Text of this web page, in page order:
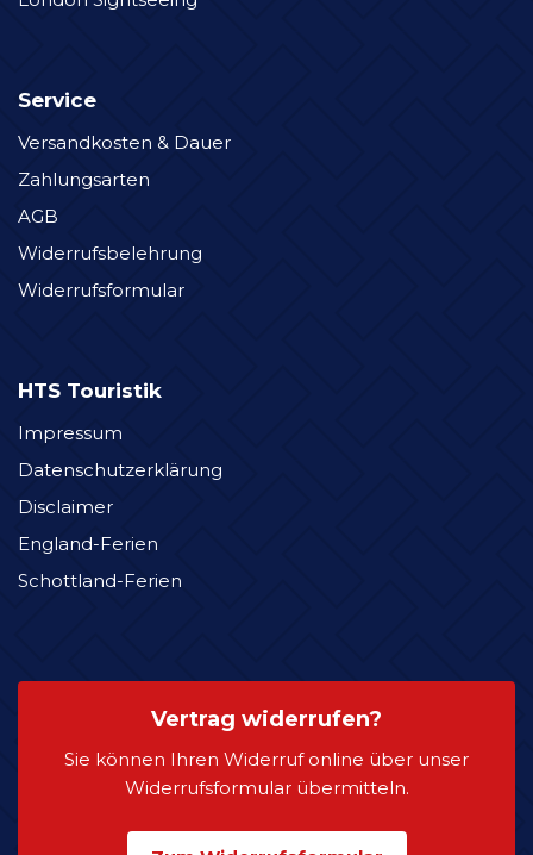
Service
Versandkosten & Dauer
Zahlungsarten
AGB
Widerrufsbelehrung
Widerrufsformular
HTS Touristik
Impressum
Datenschutzerklärung
Disclaimer
England-Ferien
Schottland-Ferien
Vertrag widerrufen?
Sie können Ihren Widerruf online über unser
Widerrufsformular übermitteln.